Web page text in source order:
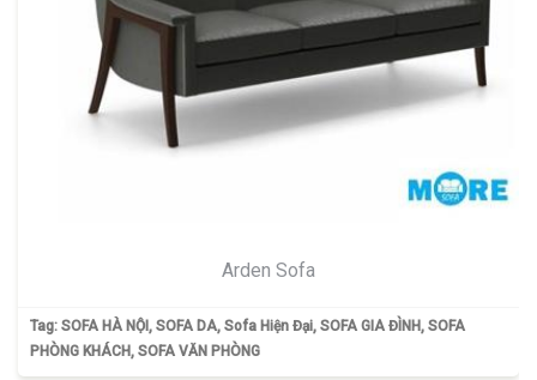
Arden Sofa
Tag: SOFA HÀ NỘI , SOFA DA, Sofa Hiện Đại, SOFA GIA ĐÌNH, SOFA
PHÒNG KHÁCH, SOFA VĂN PHÒNG